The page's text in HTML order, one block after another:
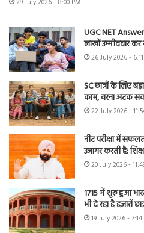
29 July 2026 - 8:00 PM
UGC NET
लाखों उम्मीदवार कर
26 July 2026 -
SC छात्रों के लिए
काम, वरना अटक
22 July 2026 -
नीट परीक्षा में
उजागर करती है:
20 July 2026 -
1715 में शुरू हुआ
भी दे रहा है हजारों
19 July 2026 -